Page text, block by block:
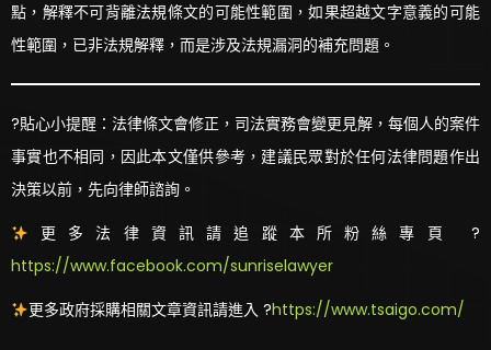
點，解釋不可背離法規條文的可能性範圍，如果超越文字意義的可能
性範圍，已非法規解釋，而是涉及法規漏洞的補充問題。
?貼心小提醒：法律條文會修正，司法實務會變更見解，每個人的案件
事實也不相同，因此本文僅供參考，建議民眾對於任何法律問題作出
決策以前，先向律師諮詢。
更多法律資訊請追蹤本所粉絲專頁 ?
https://www.facebook.com/sunriselawyer
更多政府採購相關文章資訊請進入 ?https://www.tsaigo.com/